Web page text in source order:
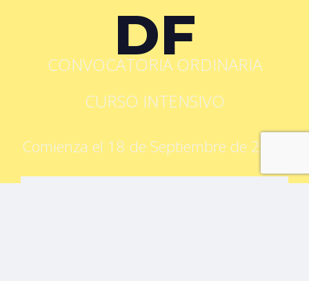
DF
CONVOCATORIA ORDINARIA
CURSO INTENSIVO
Comienza el 18 de Septiembre de 2023